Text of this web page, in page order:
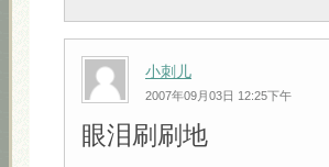
小刺儿
2007年09月03日 12:25下午
眼泪刷刷地